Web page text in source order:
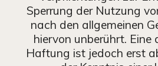
Sperrung der Nutzung
nach den allgemeinen
hiervon unberührt. Eine
Haftung ist jedoch erst